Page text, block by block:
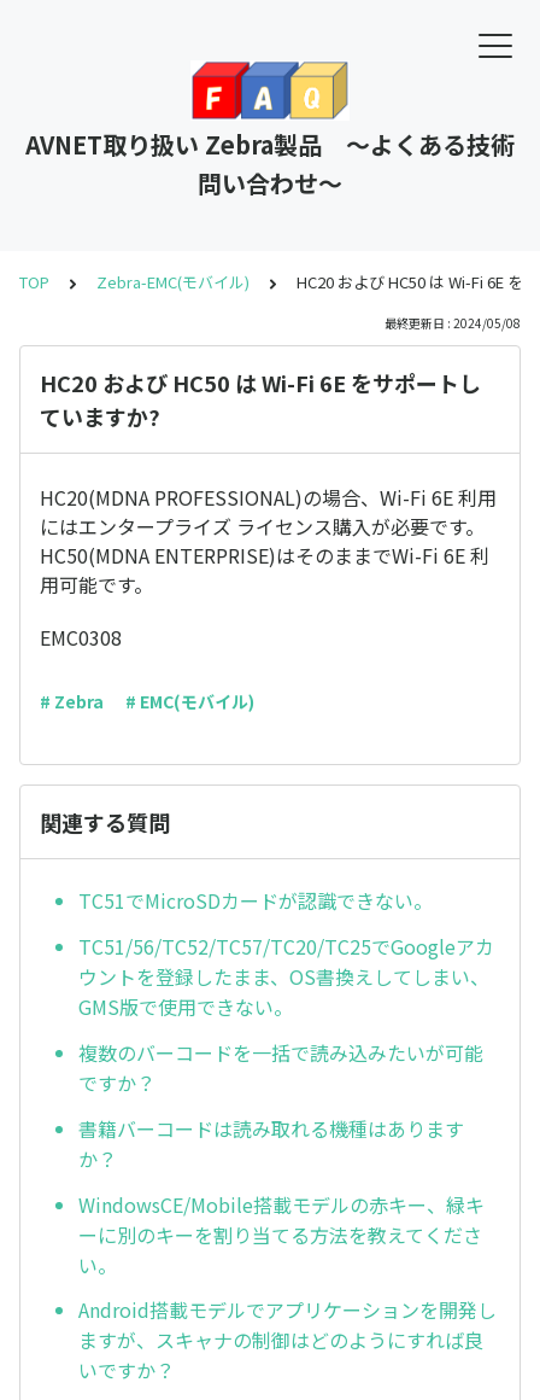
AVNET取り扱い Zebra製品 ～よくある技術
問い合わせ～
TOP Zebra-EMC(モバイル) HC20 および HC50 は Wi-Fi 6E を
最終更新日 : 2024/05/08
HC20 および HC50 は Wi-Fi 6E をサポートし
ていますか?
HC20(MDNA PROFESSIONAL)の場合、Wi-Fi 6E 利用
にはエンタープライズ ライセンス購入が必要です。
HC50(MDNA ENTERPRISE)はそのままでWi-Fi 6E 利
用可能です。
EMC0308
# Zebra # EMC(モバイル)
関連する質問
TC51でMicroSDカードが認識できない。
TC51/56/TC52/TC57/TC20/TC25でGoogleアカ
ウントを登録したまま、OS書換えしてしまい、
GMS版で使用できない。
複数のバーコードを一括で読み込みたいが可能
ですか？
書籍バーコードは読み取れる機種はあります
か？
WindowsCE/Mobile搭載モデルの赤キー、緑キ
ーに別のキーを割り当てる方法を教えてくださ
い。
Android搭載モデルでアプリケーションを開発し
ますが、スキャナの制御はどのようにすれば良
いですか？